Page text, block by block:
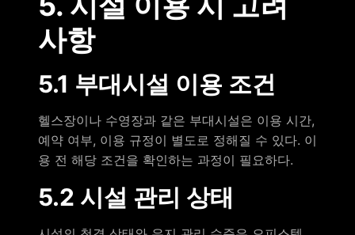
사항
5.1 부대시설 이용 조건
헬스장이나 수영장과 같은 부대시설은 이용 시간,
예약 여부, 이용 규정이 별도로 정해질 수 있다. 이
용 전 해당 조건을 확인하는 과정이 필요하다.
5.2 시설 관리 상태